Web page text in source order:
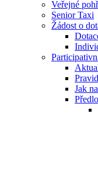
Veřejné
Senior Taxi
Žádost o
Jak